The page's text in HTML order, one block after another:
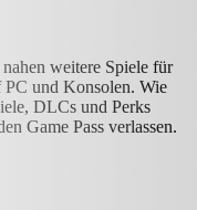
nahen weitere Spiele für
PC und Konsolen. Wie
DLCs und Perks
Game Pass verlassen.